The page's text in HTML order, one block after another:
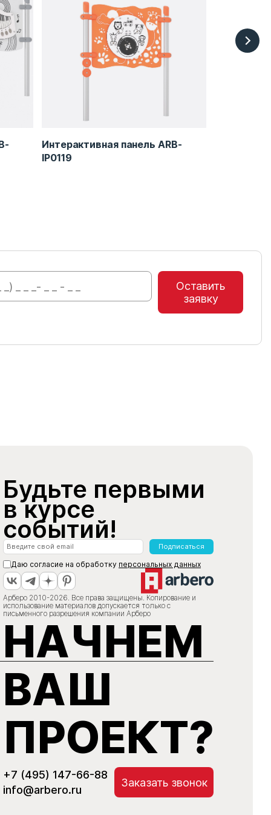
Интерактивная панель ARB-
IP0119
Оставить
заявку
Будьте первыми
в курсе
событий!
Подписаться
Даю согласие на обработку персональных данных
Арберо 2010-2026. Все права защищены. Копирование и
использование материалов допускается только с
письменного разрешения компании Арберо
НАЧНЕМ
ВАШ
ПРОЕКТ?
+7 (495) 147-66-88
info@arbero.ru
Заказать звонок